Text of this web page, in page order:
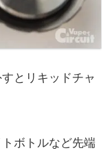
とリキッドチャ
ボトルなど先端